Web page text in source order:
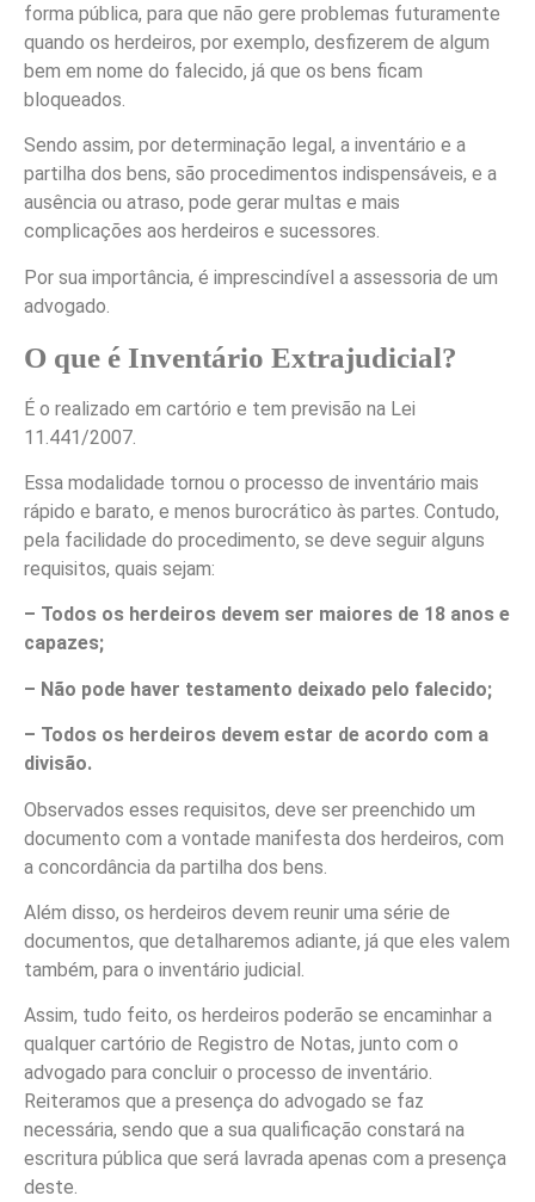
forma pública, para que não gere problemas futuramente
quando os herdeiros, por exemplo, desfizerem de algum
bem em nome do falecido, já que os bens ficam
bloqueados.
Sendo assim, por determinação legal, a inventário e a
partilha dos bens, são procedimentos indispensáveis, e a
ausência ou atraso, pode gerar multas e mais
complicações aos herdeiros e sucessores.
Por sua importância, é imprescindível a assessoria de um
advogado.
O que é Inventário Extrajudicial?
É o realizado em cartório e tem previsão na Lei
11.441/2007.
Essa modalidade tornou o processo de inventário mais
rápido e barato, e menos burocrático às partes. Contudo,
pela facilidade do procedimento, se deve seguir alguns
requisitos, quais sejam:
– Todos os herdeiros devem ser maiores de 18 anos e
capazes;
– Não pode haver testamento deixado pelo falecido;
– Todos os herdeiros devem estar de acordo com a
divisão.
Observados esses requisitos, deve ser preenchido um
documento com a vontade manifesta dos herdeiros, com
a concordância da partilha dos bens.
Além disso, os herdeiros devem reunir uma série de
documentos, que detalharemos adiante, já que eles valem
também, para o inventário judicial.
Assim, tudo feito, os herdeiros poderão se encaminhar a
qualquer cartório de Registro de Notas, junto com o
advogado para concluir o processo de inventário.
Reiteramos que a presença do advogado se faz
necessária, sendo que a sua qualificação constará na
escritura pública que será lavrada apenas com a presença
deste.